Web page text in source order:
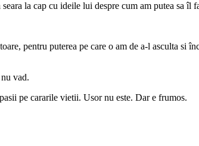
la cap cu ideile lui despre cum am putea sa îl
pentru puterea pe care o am de a-l asculta si
vad.
pe cararile vietii. Usor nu este. Dar e frumos.